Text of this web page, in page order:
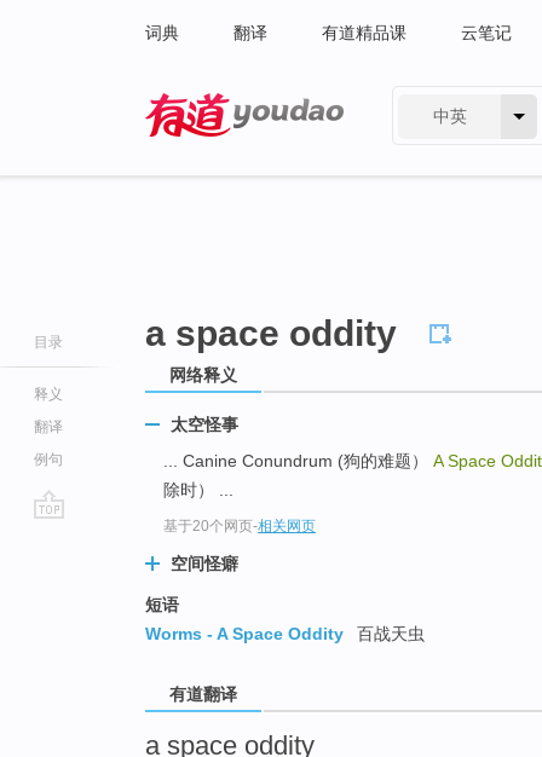
词典 翻译 有道精品课 云笔记
中英
目录
释义
翻译
例句
a space oddity
网络释义
太空怪事
... Canine Conundrum (狗的难题） A Space
除时） ...
基于20个网页-相关网页
空间怪癖
短语
Worms - A Space Oddity
百战天虫
有道翻译
a space oddity